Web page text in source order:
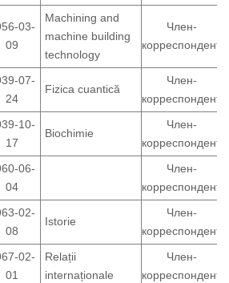
03-
09
Machining and
machine building
technology
Член-
корреспондент
07-
24
Fizica cuantică
Член-
корреспондент
10-
17
Biochimie
Член-
корреспондент
06-
04
Член-
корреспондент
02-
08
Istorie
Член-
корреспондент
02-
01
Relații
internaționale
Член-
корреспондент